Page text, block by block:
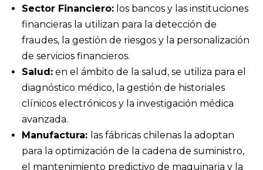
Sector Financiero: los bancos y las instituciones
financieras la utilizan para la detección de
fraudes, la gestión de riesgos y la personalización
de servicios financieros.
Salud: en el ámbito de la salud, se utiliza para el
diagnóstico médico, la gestión de historiales
clínicos electrónicos y la investigación médica
avanzada.
Manufactura: las fábricas chilenas la adoptan
para la optimización de la cadena de suministro,
el mantenimiento predictivo de maquinaria y la